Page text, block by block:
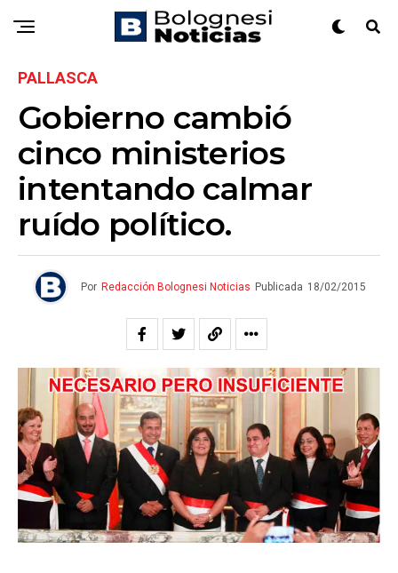
PALLASCA
Gobierno cambió
cinco ministerios
intentando calmar
ruído político.
Por Redacción Bolognesi Noticias Publicada 18/02/2015